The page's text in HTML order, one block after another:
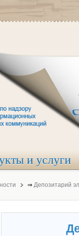
и услуги
⇒ Депозитарий